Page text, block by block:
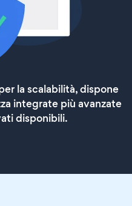
la scalabilità, dispone
integrate più avanzate
disponibili.